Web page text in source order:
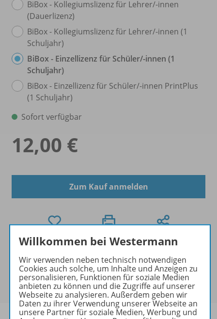
BiBox - Kollegiumslizenz für Lehrer/-innen
(Dauerlizenz)
BiBox - Kollegiumslizenz für Lehrer/-innen (1
Schuljahr)
BiBox - Einzellizenz für Schüler/-innen (1
Schuljahr)
BiBox - Einzellizenz für Schüler/-innen PrintPlus
(1 Schuljahr)
Sofort verfügbar
12,00 €
Zum Kauf anmelden
Für dieses Produkt gibt es bei der Bestellung für Ihre
Klasse einenMengenrabatt. Der rabattierte Preis
wird Ihnen an der Kasse angezeigt.
Willkommen bei Westermann
Wir verwenden neben technisch notwendigen
Cookies auch solche, um Inhalte und Anzeigen zu
personalisieren, Funktionen für soziale Medien
anbieten zu können und die Zugriffe auf unserer
Webseite zu analysieren. Außerdem geben wir
Daten zu ihrer Verwendung unserer Webseite an
unsere Partner für soziale Medien, Werbung und